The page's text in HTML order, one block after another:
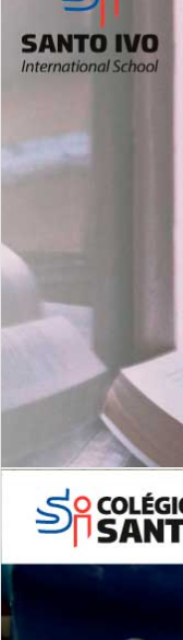
Leituras Literárias
Com
6º AO
I